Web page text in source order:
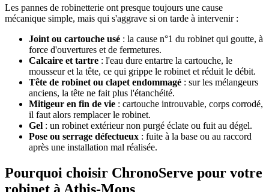
Les pannes de robinetterie ont presque toujours une cause
mécanique simple, mais qui s'aggrave si on tarde à intervenir :
Joint ou cartouche usé : la cause n°1 du robinet qui goutte, à
force d'ouvertures et de fermetures.
Calcaire et tartre : l'eau dure entartre la cartouche, le
mousseur et la tête, ce qui grippe le robinet et réduit le débit.
Tête de robinet ou clapet endommagé : sur les mélangeurs
anciens, la tête ne fait plus l'étanchéité.
Mitigeur en fin de vie : cartouche introuvable, corps corrodé,
il faut alors remplacer le robinet.
Gel : un robinet extérieur non purgé éclate ou fuit au dégel.
Pose ou serrage défectueux : fuite à la base ou au raccord
après une installation mal réalisée.
Pourquoi choisir ChronoServe pour votre